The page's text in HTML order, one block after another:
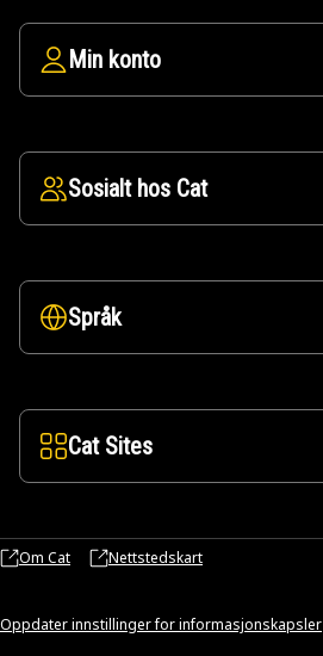
Min konto
Sosialt hos Cat
Språk
Cat Sites
Om Cat Nettstedskart
Oppdater innstillinger for informasjonskapsler